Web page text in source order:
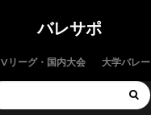
バレサポ
Vリーグ・国内大会 大学バレー